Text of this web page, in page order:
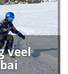
veel